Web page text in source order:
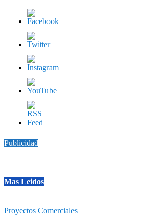
Publicidad
Mas Leidos
Proyectos Comerciales